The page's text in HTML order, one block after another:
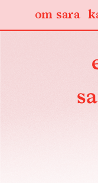
om sara